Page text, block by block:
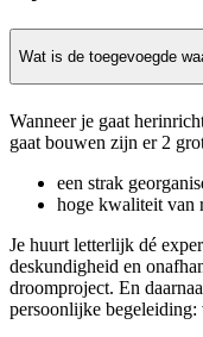
Wat is de toegevoegde
Wanneer je gaat
gaat bouwen zijn er 2
een strak
hoge kwaliteit van
Je huurt letterlijk dé
deskundigheid en
droomproject. En
persoonlijke begeleiding: